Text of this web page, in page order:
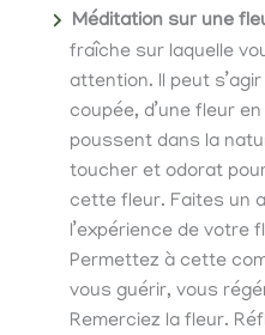
Méditation sur une
fraîche sur laquelle
attention. Il peut
coupée, d’une fleur
poussent dans la
toucher et odorat
cette fleur. Faites un
l’expérience de votre
Permettez à cette
vous guérir, vous
Remerciez la fleur.